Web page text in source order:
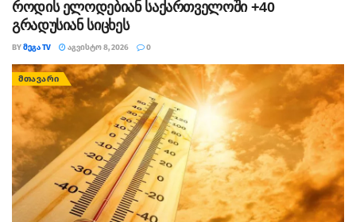
როდის ელოდებიან საქართველოში +40
გრადუსიან სიცხეს
BYᲛᲔᲒᲐ TV ᲐᲒᲕᲘᲡᲢᲝ 8, 2026 0
ᲛᲗᲐᲕᲐᲠᲘ